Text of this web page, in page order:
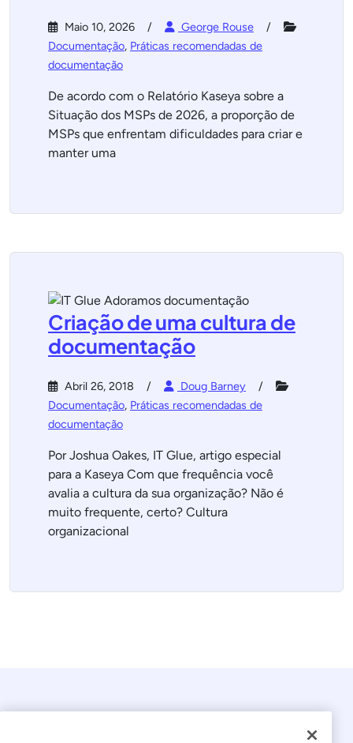
Maio 10, 2026
George Rouse
Documentação, Práticas recomendadas de
documentação
De acordo com o Relatório Kaseya sobre a
Situação dos MSPs de 2026, a proporção de
MSPs que enfrentam dificuldades para criar e
manter uma
Criação de uma cultura de
documentação
Abril 26, 2018
Doug Barney
Documentação, Práticas recomendadas de
documentação
Por Joshua Oakes, IT Glue, artigo especial
para a Kaseya Com que frequência você
avalia a cultura da sua organização? Não é
muito frequente, certo? Cultura
organizacional